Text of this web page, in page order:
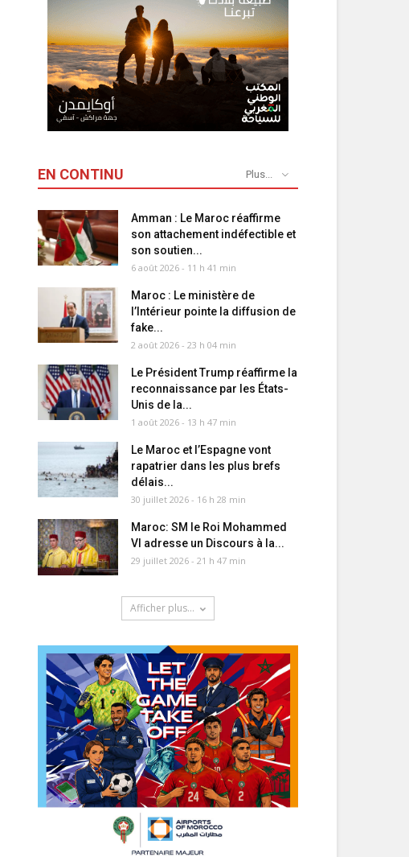
EN CONTINU Plus...
Amman : Le Maroc réaffirme
son attachement indéfectible et
son soutien...
6 août 2026 - 11 h 41 min
Maroc : Le ministère de
l’Intérieur pointe la diffusion de
fake...
2 août 2026 - 23 h 04 min
Le Président Trump réaffirme la
reconnaissance par les États-
Unis de la...
1 août 2026 - 13 h 47 min
Le Maroc et l’Espagne vont
rapatrier dans les plus brefs
délais...
30 juillet 2026 - 16 h 28 min
Maroc: SM le Roi Mohammed
VI adresse un Discours à la...
29 juillet 2026 - 21 h 47 min
Afficher plus...